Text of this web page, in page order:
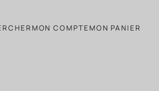
MON COMPTEMON PANIER